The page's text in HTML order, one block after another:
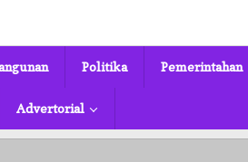
Politika Pemerintahan
Advertorial